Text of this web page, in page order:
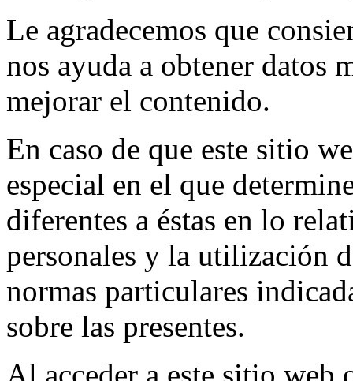
Le agradecemos que
nos ayuda a obtener datos
mejorar el contenido.
En caso de que este sitio
especial en el que
diferentes a éstas en lo
personales y la utilización
normas particulares
sobre las presentes.